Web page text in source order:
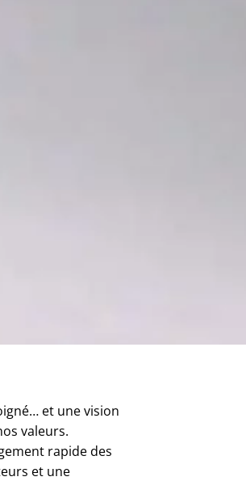
et une vision
valeurs.
rapide des
et une